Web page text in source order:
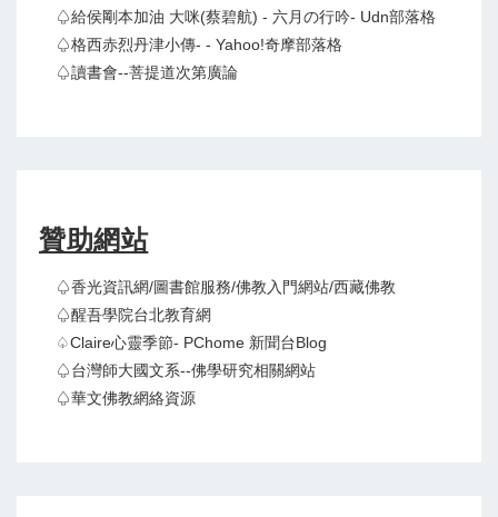
♤給侯剛本加油 大咪(蔡碧航) - 六月の行吟- Udn部落格
♤格西赤烈丹津小傳- - Yahoo!奇摩部落格
♤讀書會--菩提道次第廣論
贊助網站
♤香光資訊網/圖書館服務/佛教入門網站/西藏佛教
♤醒吾學院台北教育網
♤claire心靈季節- PChome 新聞台Blog
♤台灣師大國文系--佛學研究相關網站
♤華文佛教網絡資源